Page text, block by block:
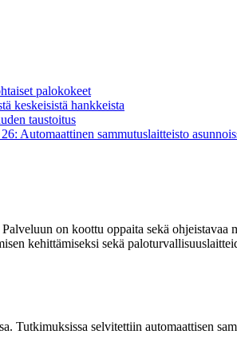
palokokeet
keskeisistä hankkeista
taustoitus
Automaattinen sammutuslaitteisto
on koottu oppaita sekä
kehittämiseksi sekä
selvitettiin automaattisen